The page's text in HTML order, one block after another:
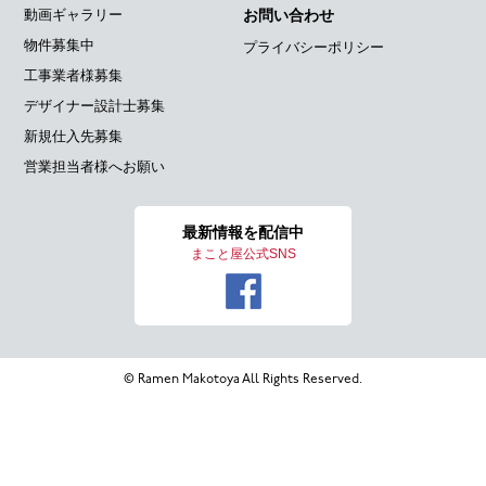
動画ギャラリー
物件募集中
工事業者様募集
デザイナー設計士募集
新規仕入先募集
営業担当者様へお願い
お問い合わせ
プライバシーポリシー
最新情報を配信中
まこと屋公式SNS
© Ramen Makotoya All Rights Reserved.